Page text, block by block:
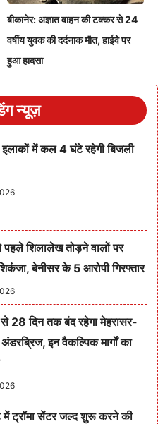
बीकानेर: अज्ञात वाहन की टक्कर से 24
वर्षीय युवक की दर्दनाक मौत, हाईवे पर
हुआ हादसा
न्यूज़
में कल 4 घंटे रहेगी बिजली
पहले शिलालेख तोड़ने वालों पर
बेनीसर के 5 आरोपी गिरफ्तार
28 दिन तक बंद रहेगा मेहरासर-
इन वैकल्पिक मार्गों का
में ट्रॉमा सेंटर जल्द शुरू करने की